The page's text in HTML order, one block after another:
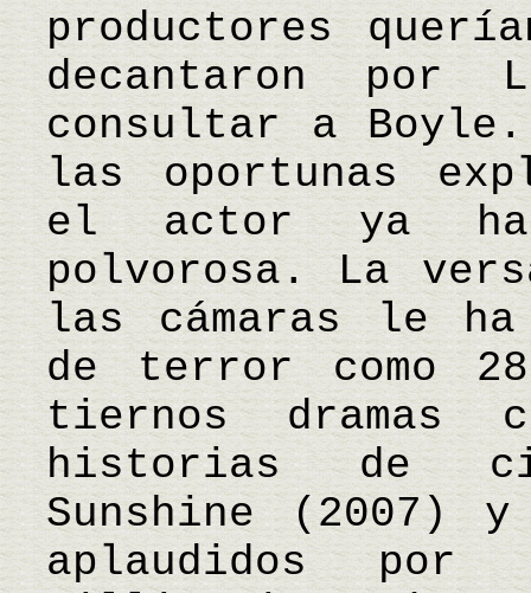
productores
decantaron por
consultar a
las oportunas
el actor ya
polvorosa. La
las cámaras le
de terror como
tiernos dramas
historias de
Sunshine (2007)
aplaudidos